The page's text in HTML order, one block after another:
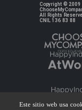
Copyright © 2009
All Rights
CNIL 136 83 88
Este sitio web usa